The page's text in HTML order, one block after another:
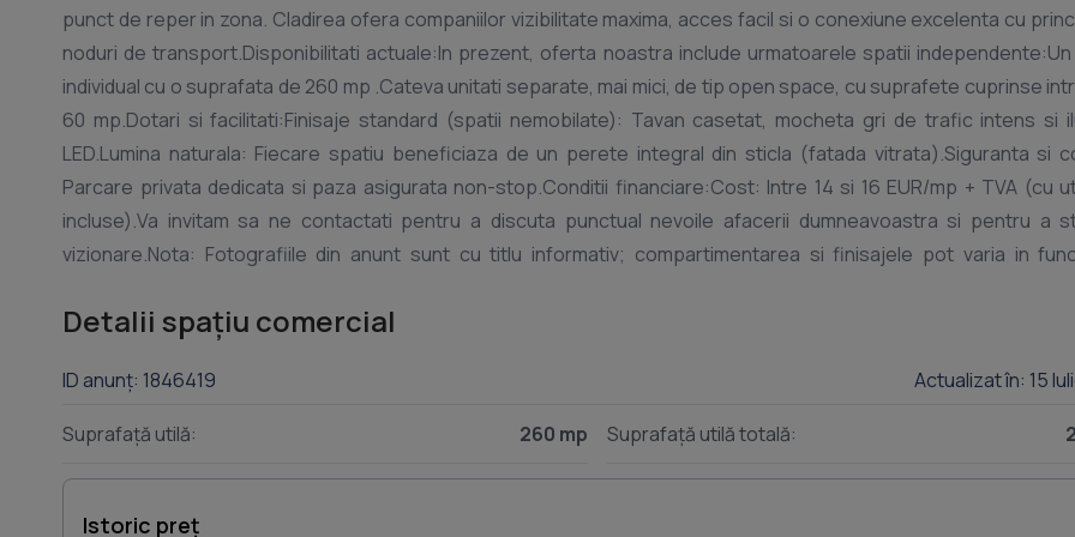
punct de reper in zona. Cladirea ofera companiilor vizibilitate maxima, acces facil si o conexiune excelenta cu
noduri de transport.Disponibilitati actuale:In prezent, oferta noastra include urmatoarele spatii
individual cu o suprafata de 260 mp .Cateva unitati separate, mai mici, de tip open space, cu suprafete cuprinse
60 mp.Dotari si facilitati:Finisaje standard (spatii nemobilate): Tavan casetat, mocheta gri de trafic intens si
LED.Lumina naturala: Fiecare spatiu beneficiaza de un perete integral din sticla (fatada vitrata).Siguranta si
Parcare privata dedicata si paza asigurata non-stop.Conditii financiare:Cost: Intre 14 si 16 EUR/mp + TVA (cu
incluse).Va invitam sa ne contactati pentru a discuta punctual nevoile afacerii dumneavoastra si pentru a
vizionare.Nota: Fotografiile din anunt sunt cu titlu informativ; compartimentarea si finisajele pot varia in
modern business center and a landmark in the area. The building offers companies maximum visibility, easy access,
spaces:An individual space with an area of 260 sqm.Several separate, smaller open-space units, with areas
between 50 and 60 sqm.Features and Amenities:Standard finishes (unfurnished spaces): Modular suspended
comfort: Dedicated private parking and 24/7
Conditions:Cost: Between 14 and 16 EUR/sqm + VAT (utilities
invite you to contact us to discuss the specific needs of your business and to schedule a viewing.Note: The photos
Detalii spațiu comercial
Actualizat în: 15
ID anunț: 1846419
Suprafață utilă: 260 mp Suprafață utilă totală:
Istoric preț